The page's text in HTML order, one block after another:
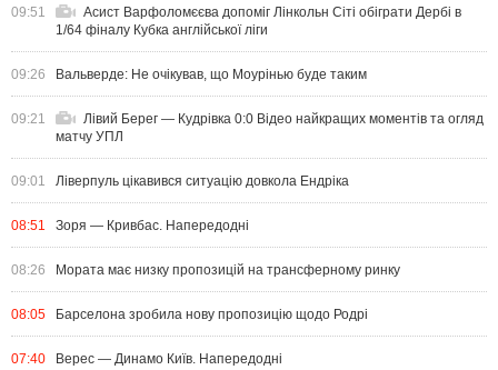
09:51
Асист Варфоломєєва допоміг Лінкольн Сіті обіграти Дербі в
1/64 фіналу Кубка англійської ліги
09:26 Вальверде: Не очікував, що Моурінью буде таким
09:21
Лівий Берег — Кудрівка 0:0 Відео найкращих моментів та огляд
матчу УПЛ
09:01 Ліверпуль цікавився ситуацію довкола Ендріка
08:51 Зоря — Кривбас. Напередодні
08:26 Мората має низку пропозицій на трансферному ринку
08:05 Барселона зробила нову пропозицію щодо Родрі
07:40 Верес — Динамо Київ. Напередодні